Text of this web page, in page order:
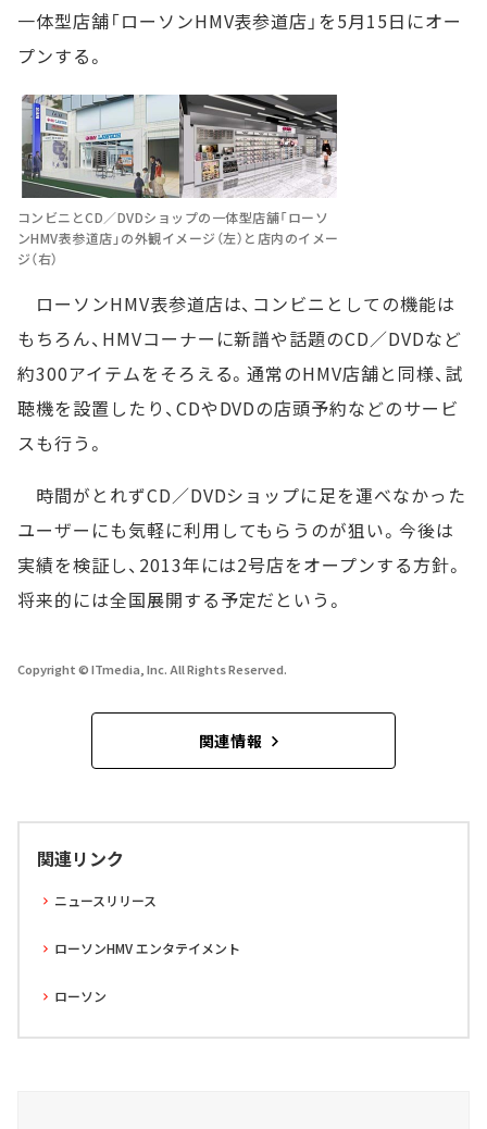
一体型店舗「ローソンHMV表参道店」を5月15日にオー
プンする。
コンビニとCD／DVDショップの一体型店舗「ローソ
ンHMV表参道店」の外観イメージ（左）と店内のイメー
ジ（右）
ローソンHMV表参道店は、コンビニとしての機能は
もちろん、HMVコーナーに新譜や話題のCD／DVDなど
約300アイテムをそろえる。通常のHMV店舗と同様、試
聴機を設置したり、CDやDVDの店頭予約などのサービ
スも行う。
時間がとれずCD／DVDショップに足を運べなかった
ユーザーにも気軽に利用してもらうのが狙い。今後は
実績を検証し、2013年には2号店をオープンする方針。
将来的には全国展開する予定だという。
Copyright © ITmedia, Inc. All Rights Reserved.
関連情報
関連リンク
ニュースリリース
ローソンHMV エンタテイメント
ローソン